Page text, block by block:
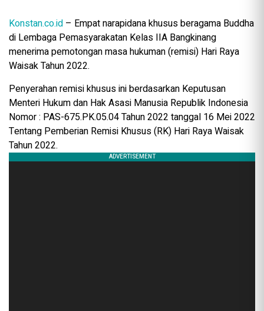
Konstan.co.id – Empat narapidana khusus beragama Buddha
di Lembaga Pemasyarakatan Kelas IIA Bangkinang
menerima pemotongan masa hukuman (remisi) Hari Raya
Waisak Tahun 2022.
Penyerahan remisi khusus ini berdasarkan Keputusan
Menteri Hukum dan Hak Asasi Manusia Republik Indonesia
Nomor : PAS-675.PK.05.04 Tahun 2022 tanggal 16 Mei 2022
Tentang Pemberian Remisi Khusus (RK) Hari Raya Waisak
Tahun 2022.